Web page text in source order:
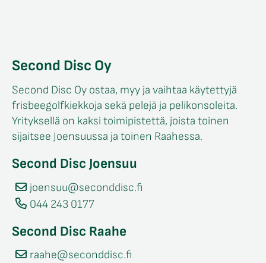
Second Disc Oy
Second Disc Oy ostaa, myy ja vaihtaa käytettyjä
frisbeegolfkiekkoja sekä pelejä ja pelikonsoleita.
Yrityksellä on kaksi toimipistettä, joista toinen
sijaitsee Joensuussa ja toinen Raahessa.
Second Disc Joensuu
joensuu@seconddisc.fi
044 243 0177
Second Disc Raahe
raahe@seconddisc.fi